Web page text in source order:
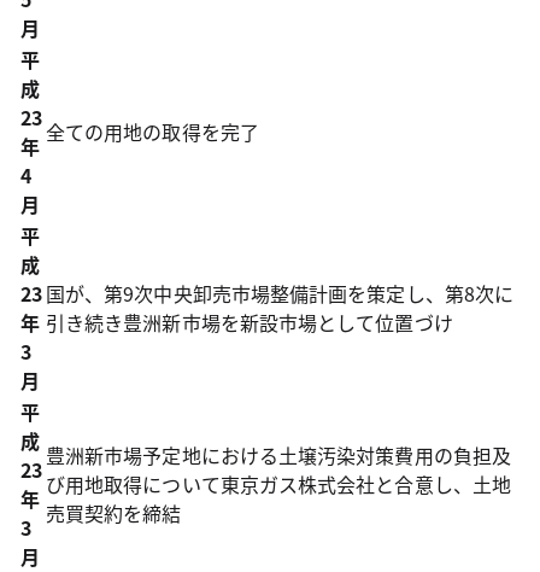
月
平
成
23
年
4
月
全ての用地の取得を完了
平
成
23
年
3
月
国が、第9次中央卸売市場整備計画を策定し、第8次に
引き続き豊洲新市場を新設市場として位置づけ
平
成
23
年
3
月
豊洲新市場予定地における土壌汚染対策費用の負担及
び用地取得について東京ガス株式会社と合意し、土地
売買契約を締結